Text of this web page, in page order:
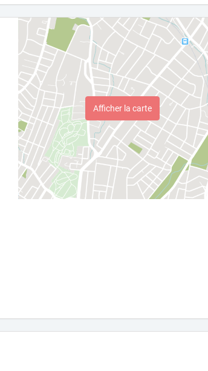
Afficher la carte